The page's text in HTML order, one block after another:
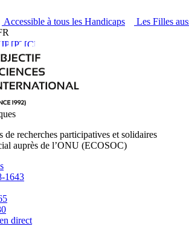
Accessible à tous les Handicaps Les Filles
de recherches participatives et solidaires
auprès de l’ONU (ECOSOC)
1643
en direct